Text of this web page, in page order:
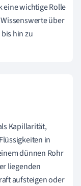
eine wichtige Rolle
über
hin zu
Kapillarität,
in
dünnen Rohr
liegenden
aufsteigen oder